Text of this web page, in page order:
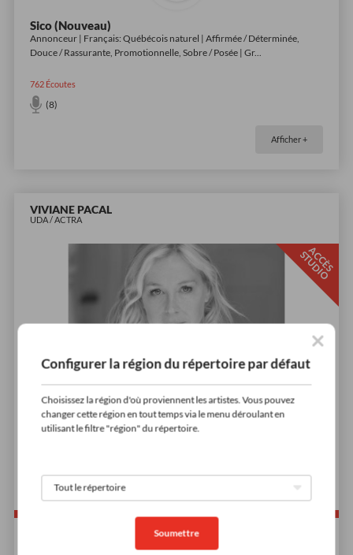
Configurer la région du répertoire par défaut
Choisissez la région d'où proviennent les artistes. Vous pouvez
changer cette région en tout temps via le menu déroulant en
utilisant le filtre "région" du répertoire.
Soumettre
Sico (Nouveau)
Annonceur | Français: Québécois naturel | Affirmée / Déterminée,
Douce / Rassurante, Promotionnelle, Sobre / Posée | Gr...
762Écoutes
(8)
Afficher +
VIVIANE PACAL
UDA / ACTRA
A
C
C
È
S
S
T
U
D
I
O